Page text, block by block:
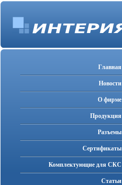
Главная
Новости
О фирме
Продукция
Разъемы
Cертификаты
Комплектующие для СКС
Статьи